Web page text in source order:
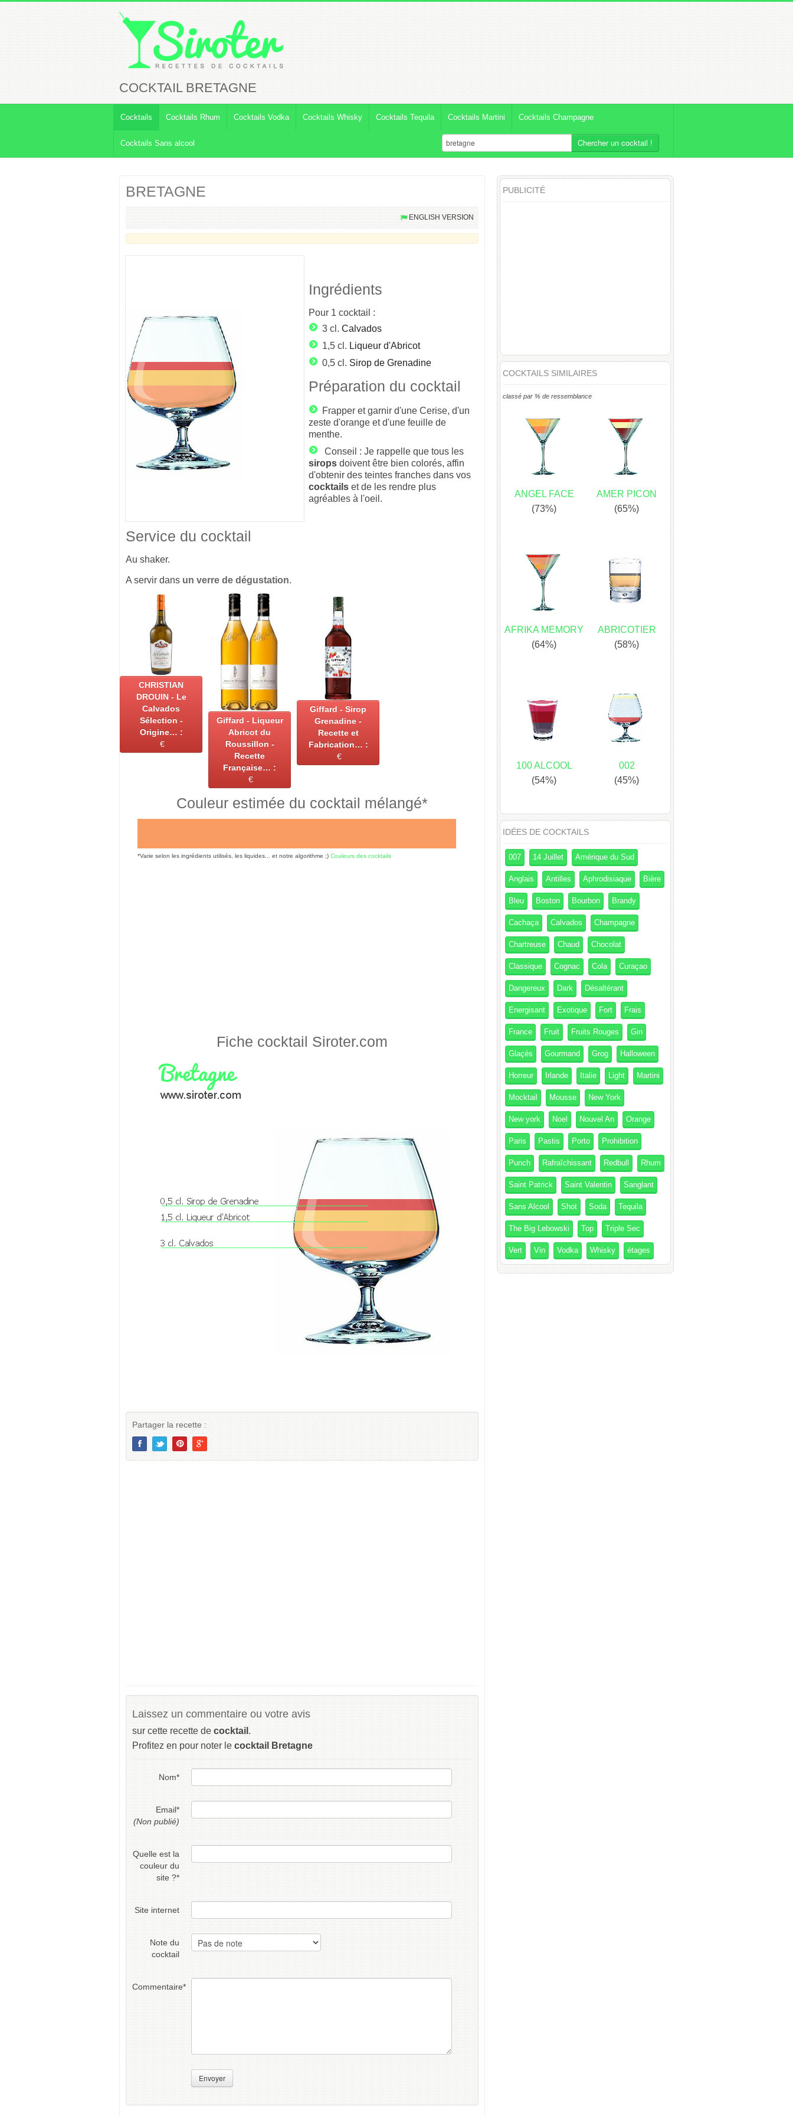
COCKTAIL BRETAGNE
Cocktails Cocktails Rhum Cocktails Vodka Cocktails Whisky Cocktails Tequila Cocktails Martini Cocktails Champagne
Cocktails Sans alcool Chercher un cocktail !
BRETAGNE
ENGLISH VERSION
Ingrédients
Pour 1 cocktail :
3 cl. Calvados
1,5 cl. Liqueur d'Abricot
0,5 cl. Sirop de Grenadine
Préparation du cocktail
Frapper et garnir d'une Cerise, d'un
zeste d'orange et d'une feuille de
menthe.
Conseil : Je rappelle que tous les
sirops doivent être bien colorés, affin
d'obtenir des teintes franches dans vos
cocktails et de les rendre plus
agréables à l'oeil.
Service du cocktail
Au shaker.
A servir dans un verre de dégustation.
CHRISTIAN
DROUIN - Le
Calvados
Sélection -
Origine… :
€
Giffard - Liqueur
Abricot du
Roussillon -
Recette
Française… :
€
Giffard - Sirop
Grenadine -
Recette et
Fabrication… :
€
Couleur estimée du cocktail mélangé*
*Varie selon les ingrédients utilisés, les liquides... et notre algorithme ;) Couleurs des cocktails
Fiche cocktail Siroter.com
Partager la recette :
Laissez un commentaire ou votre avis
sur cette recette de cocktail .
Profitez en pour noter le cocktail Bretagne
Nom*
Email*
(Non publié)
Quelle est la
couleur du
site ?*
Site internet
Note du
cocktail
Commentaire*
Envoyer
PUBLICITÉ
COCKTAILS SIMILAIRES
classé par % de ressemblance
ANGEL FACE
(73%)
AMER PICON
(65%)
AFRIKA MEMORY
(64%)
ABRICOTIER
(58%)
100 ALCOOL
(54%)
002
(45%)
IDÉES DE COCKTAILS
007 14 Juillet Amérique du Sud
Anglais Antilles Aphrodisiaque Bière
Bleu Boston Bourbon Brandy
Cachaça Calvados Champagne
Chartreuse Chaud Chocolat
Classique Cognac Cola Curaçao
Dangereux Dark Désaltérant
Energisant Exotique Fort Frais
France Fruit Fruits Rouges Gin
Glaçés Gourmand Grog Halloween
Horreur Irlande Italie Light Martini
Mocktail Mousse New York
New york Noel Nouvel An Orange
Paris Pastis Porto Prohibition
Punch Rafraîchissant Redbull Rhum
Saint Patrick Saint Valentin Sanglant
Sans Alcool Shot Soda Tequila
The Big Lebowski Top Triple Sec
Vert Vin Vodka Whisky étages